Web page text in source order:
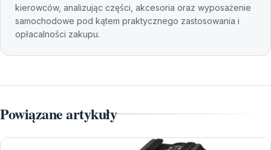
kierowców, analizując części, akcesoria oraz wyposażenie
samochodowe pod kątem praktycznego zastosowania i
opłacalności zakupu.
Powiązane artykuły